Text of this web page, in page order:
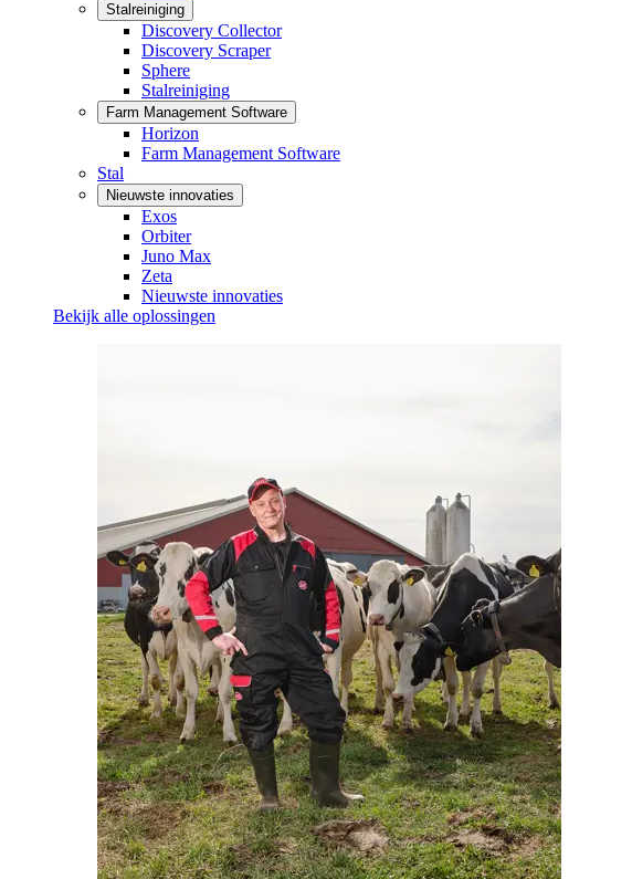
Stalreiniging
Discovery Collector
Discovery Scraper
Sphere
Stalreiniging
Farm Management Software
Horizon
Farm Management Software
Stal
Nieuwste innovaties
Exos
Orbiter
Juno Max
Zeta
Nieuwste innovaties
Bekijk alle oplossingen